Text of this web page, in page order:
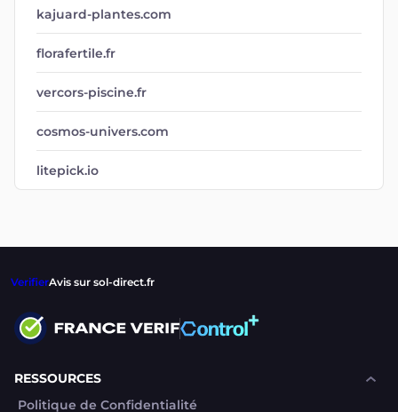
kajuard-plantes.com
florafertile.fr
vercors-piscine.fr
cosmos-univers.com
litepick.io
VerifierAvis sur sol-direct.fr
RESSOURCES
Politique de Confidentialité